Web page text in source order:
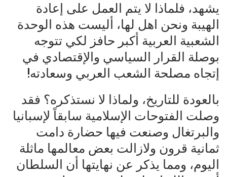
يشهد، فلماذا لا يتم العمل على إعادة
الهيبة ونحن اهل لها، أليست هذه الوحدة
الشعبية العربية أكبر حافز لكي تتوجه
بوصلة القرار السياسي والإقتصادي في
إتجاه مصلحة الشعب العربي وسعادته!
بالعودة للتاريخ، ولماذا لا نستذكره؟ فقد
وصلت الفتوحات الإسلامية سابقاً لإسبانيا
والبرتغال وصنعت فيها حضارة دامت
ثمانية قرون ولازالت بعض معالمها ماثلة
اليوم، ومما يذكر عن نهايتها أن السلطان